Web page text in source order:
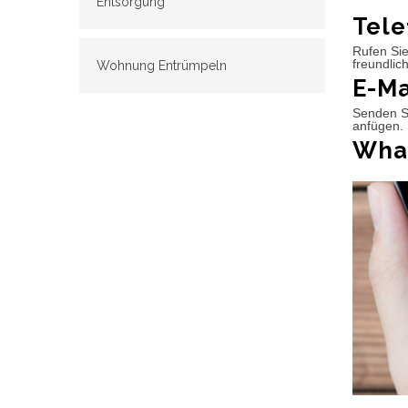
Wohnung Entrümpeln
Rufen
E-
Senden
anfügen.